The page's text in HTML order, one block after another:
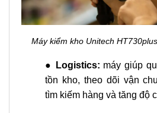
Máy kiểm kho Unitech
● Logistics: máy giúp
tồn kho, theo dõi vận
tìm kiếm hàng và tăng độ